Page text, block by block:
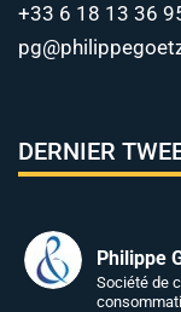
+33 6 18 13 36
DERNIER
Philippe
Société de